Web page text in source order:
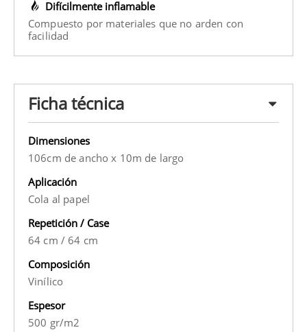
Difícilmente inflamable
Compuesto por materiales que no arden con
facilidad
Ficha técnica
Dimensiones
106cm de ancho x 10m de largo
Aplicación
Cola al papel
Repetición / Case
64 cm / 64 cm
Composición
Vinílico
Espesor
500 gr/m2